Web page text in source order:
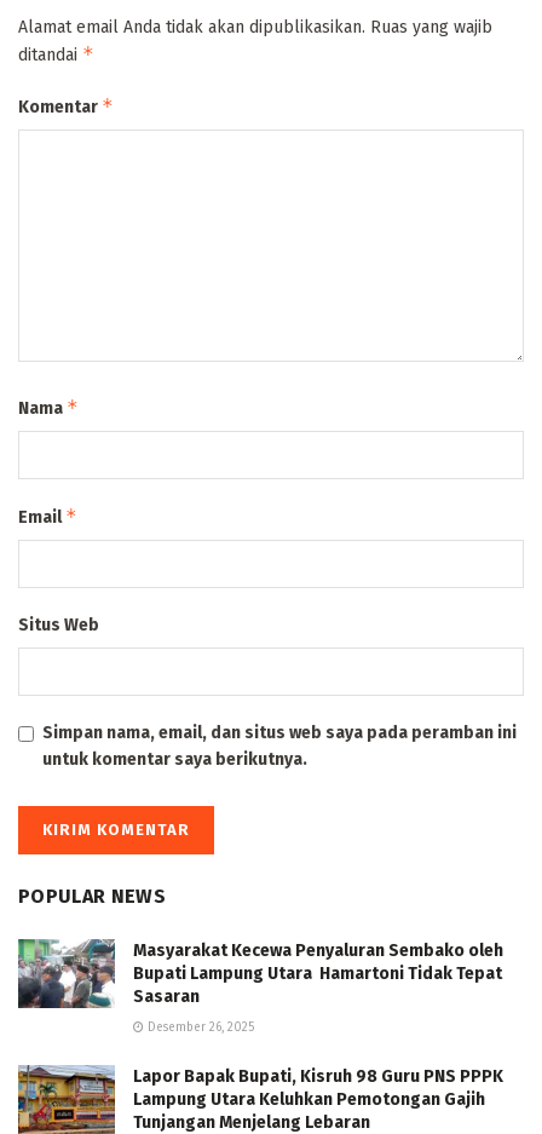
Alamat email Anda tidak akan dipublikasikan. Ruas yang wajib
ditandai *
Komentar *
Nama *
Email*
Situs Web
Simpan nama, email, dan situs web saya pada peramban ini
untuk komentar saya berikutnya.
POPULAR NEWS
Masyarakat Kecewa Penyaluran Sembako oleh
Bupati Lampung Utara Hamartoni Tidak Tepat
Sasaran
Desember 26, 2025
Lapor Bapak Bupati, Kisruh 98 Guru PNS PPPK
Lampung Utara Keluhkan Pemotongan Gajih
Tunjangan Menjelang Lebaran